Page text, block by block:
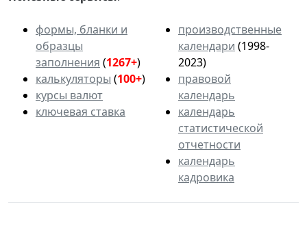
формы, бланки и
образцы
заполнения (1267+)
калькуляторы (100+)
курсы валют
ключевая ставка
производственные
календари (1998-
2023)
правовой
календарь
календарь
статистической
отчетности
календарь
кадровика